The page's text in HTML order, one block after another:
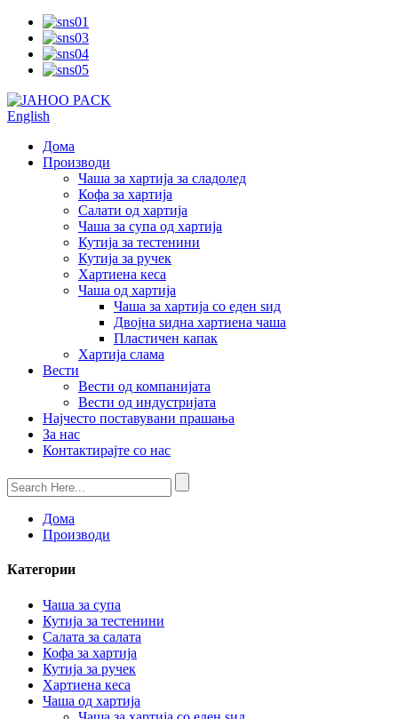
English
Дома
Производи
Чаша за хартија за сладолед
Кофа за хартија
Салати од хартија
Чаша за супа од хартија
Кутија за тестенини
Кутија за ручек
Хартиена кеса
Чаша од хартија
Чаша за хартија со еден ѕид
Двојна ѕидна хартиена чаша
Пластичен капак
Хартија слама
Вести
Вести од компанијата
Вести од индустријата
Најчесто поставувани прашања
За нас
Контактирајте со нас
Дома
Производи
Категории
Чаша за супа
Кутија за тестенини
Салата за салата
Кофа за хартија
Кутија за ручек
Хартиена кеса
Чаша од хартија